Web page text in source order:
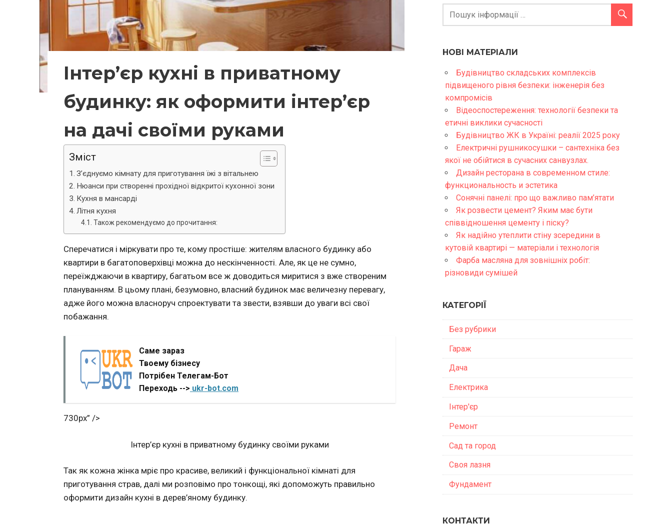
Інтер’єр кухні в приватному
будинку: як оформити інтер’єр
на дачі своїми руками
Зміст
З’єднуємо кімнату для приготування їжі з вітальнею
Нюанси при створенні прохідної відкритої кухонної зони
Кухня в мансарді
Літня кухня
Також рекомендуємо до прочитання:
Сперечатися і міркувати про те, кому простіше: жителям власного будинку або
квартири в багатоповерхівці можна до нескінченності. Але, як це не сумно,
переїжджаючи в квартиру, багатьом все ж доводиться миритися з вже створеним
плануванням. В цьому плані, безумовно, власний будинок має величезну перевагу,
адже його можна власноруч спроектувати та звести, взявши до уваги всі свої
побажання.
Саме зараз
Твоему бізнесу
Потрібен Телегам-Бот
Переходь --> ukr-bot.com
730px” />
Інтер’єр кухні в приватному будинку своїми руками
Так як кожна жінка мріє про красиве, великий і функціональної кімнаті для
приготування страв, далі ми розповімо про тонкощі, які допоможуть правильно
оформити дизайн кухні в дерев’яному будинку.
НОВІ МАТЕРІАЛИ
Будівництво складських комплексів
підвищеного рівня безпеки: інженерія без
компромісів
Відеоспостереження: технології безпеки та
етичні виклики сучасності
Будівництво ЖК в Україні: реалії 2025 року
Електричні рушникосушки – сантехніка без
якої не обійтися в сучасних санвузлах.
Дизайн ресторана в современном стиле:
функциональность и эстетика
Сонячні панелі: про що важливо пам’ятати
Як розвести цемент? Яким має бути
співвідношення цементу і піску?
Як надійно утеплити стіну зсередини в
кутовій квартирі — матеріали і технологія
Фарба масляна для зовнішніх робіт:
різновиди сумішей
КАТЕГОРІЇ
Без рубрики
Гараж
Дача
Електрика
Інтер'єр
Ремонт
Сад та город
Своя лазня
Фундамент
КОНТАКТИ